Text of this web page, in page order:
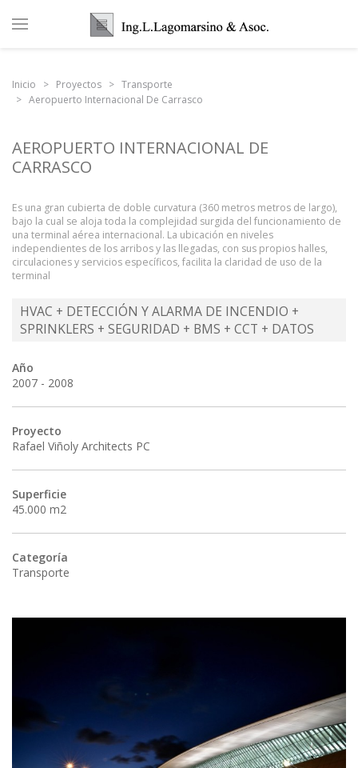
Inicio Proyectos
Transporte
Aeropuerto Internacional De Carrasco
AEROPUERTO INTERNACIONAL DE
CARRASCO
Es una gran cubierta de doble curvatura (360 metros metros de largo),
bajo la cual se aloja toda la complejidad surgida del funcionamiento de
una terminal aérea internacional. La ubicación en niveles
independientes de los arribos y las llegadas, con sus propios halles,
circulaciones y servicios específicos, facilita la claridad de uso de la
terminal
HVAC + DETECCIÓN Y ALARMA DE INCENDIO +
SPRINKLERS + SEGURIDAD + BMS + CCT + DATOS
Año
2007 - 2008
Proyecto
Rafael Viñoly Architects PC
Superficie
45.000 m2
Categoría
Transporte